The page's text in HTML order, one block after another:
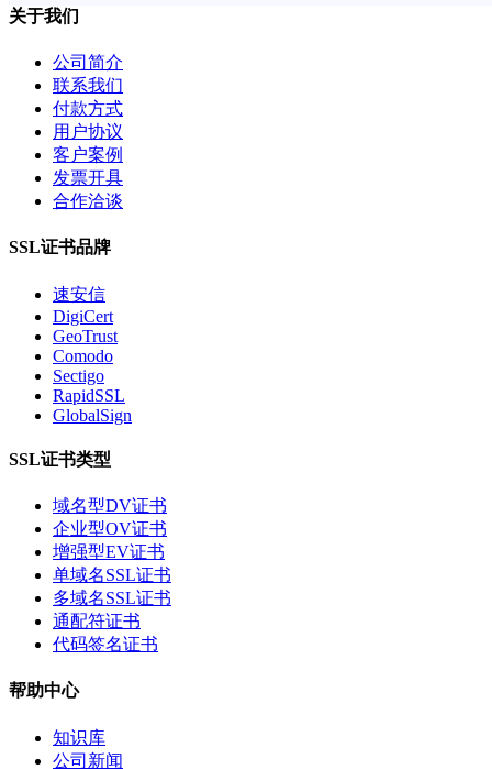
关于我们
公司简介
联系我们
付款方式
用户协议
客户案例
发票开具
合作洽谈
SSL证书品牌
速安信
DigiCert
GeoTrust
Comodo
Sectigo
RapidSSL
GlobalSign
SSL证书类型
域名型DV证书
企业型OV证书
增强型EV证书
单域名SSL证书
多域名SSL证书
通配符证书
代码签名证书
帮助中心
知识库
公司新闻